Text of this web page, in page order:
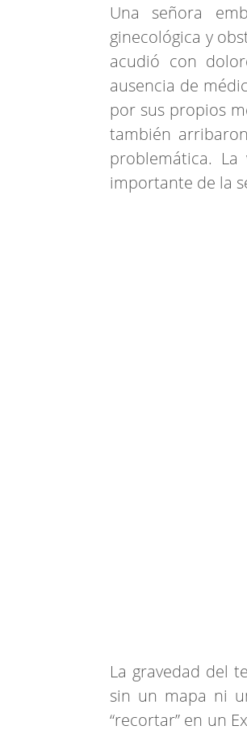
Una señora
ginecológica y
acudió con
ausencia de
por sus propios
también
problemática.
importante de la
La gravedad del
sin un mapa ni
“recortar” en un